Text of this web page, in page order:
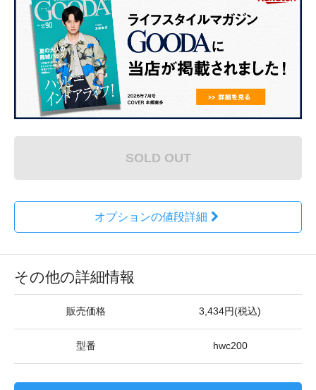
SOLD OUT
オプションの値段詳細
その他の詳細情報
販売価格 3,434円(税込)
型番 hwc200